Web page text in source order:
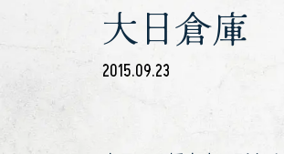
大日倉庫
2015.09.23